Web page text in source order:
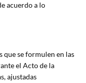
acuerdo a lo
que se formulen en las
el Acto de la
ajustadas